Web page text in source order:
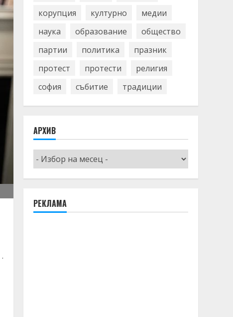
.
корупция културно
медии
наука
образование
общество
партии
политика
празник
протест
протести
религия
софия
събитие традиции
АРХИВ
Архив
РЕКЛАМА